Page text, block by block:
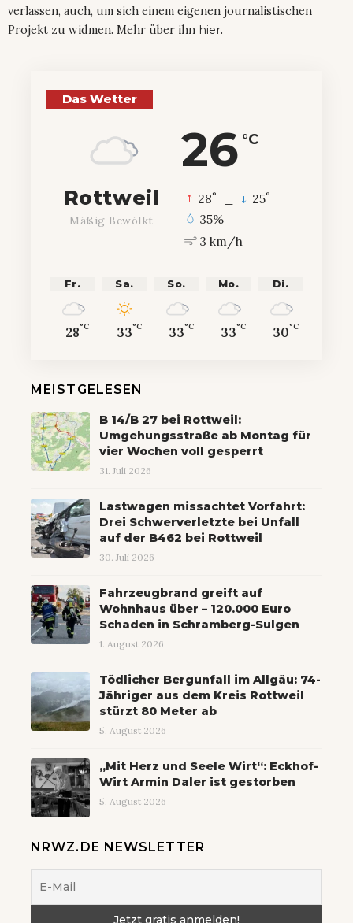
verlassen, auch, um sich einem eigenen journalistischen
Projekt zu widmen. Mehr über ihn hier.
Das Wetter
26 °C
Rottweil
Mäßig Bewölkt
28° 25°
35%
3 km/h
Fr.
28°C
Sa.
33°C
So.
33°C
Mo.
33°C
Di.
30°C
MEISTGELESEN
B 14/B 27 bei Rottweil:
Umgehungsstraße ab Montag für
vier Wochen voll gesperrt
31. Juli 2026
Lastwagen missachtet Vorfahrt:
Drei Schwerverletzte bei Unfall
auf der B462 bei Rottweil
30. Juli 2026
Fahrzeugbrand greift auf
Wohnhaus über – 120.000 Euro
Schaden in Schramberg-Sulgen
1. August 2026
Tödlicher Bergunfall im Allgäu: 74-
Jähriger aus dem Kreis Rottweil
stürzt 80 Meter ab
5. August 2026
„Mit Herz und Seele Wirt“: Eckhof-
Wirt Armin Daler ist gestorben
5. August 2026
NRWZ.DE NEWSLETTER